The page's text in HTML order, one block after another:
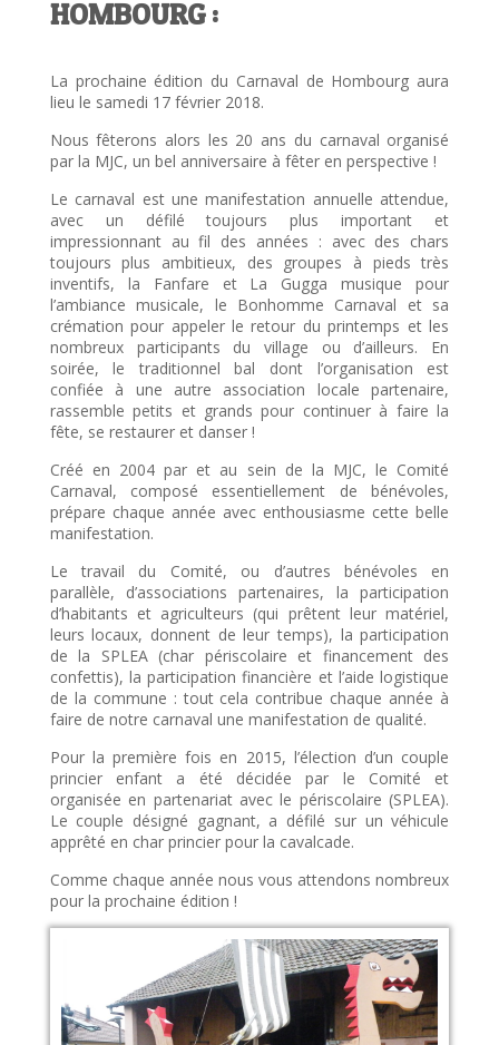
HOMBOURG :
La prochaine édition du Carnaval de Hombourg aura
lieu le samedi 17 février 2018.
Nous fêterons alors les 20 ans du carnaval organisé
par la MJC, un bel anniversaire à fêter en perspective !
Le carnaval est une manifestation annuelle attendue,
avec un défilé toujours plus important et
impressionnant au fil des années : avec des chars
toujours plus ambitieux, des groupes à pieds très
inventifs, la Fanfare et La Gugga musique pour
l’ambiance musicale, le Bonhomme Carnaval et sa
crémation pour appeler le retour du printemps et les
nombreux participants du village ou d’ailleurs. En
soirée, le traditionnel bal dont l’organisation est
confiée à une autre association locale partenaire,
rassemble petits et grands pour continuer à faire la
fête, se restaurer et danser !
Créé en 2004 par et au sein de la MJC, le Comité
Carnaval, composé essentiellement de bénévoles,
prépare chaque année avec enthousiasme cette belle
manifestation.
Le travail du Comité, ou d’autres bénévoles en
parallèle, d’associations partenaires, la participation
d’habitants et agriculteurs (qui prêtent leur matériel,
leurs locaux, donnent de leur temps), la participation
de la SPLEA (char périscolaire et financement des
confettis), la participation financière et l’aide logistique
de la commune : tout cela contribue chaque année à
faire de notre carnaval une manifestation de qualité.
Pour la première fois en 2015, l’élection d’un couple
princier enfant a été décidée par le Comité et
organisée en partenariat avec le périscolaire (SPLEA).
Le couple désigné gagnant, a défilé sur un véhicule
apprêté en char princier pour la cavalcade.
Comme chaque année nous vous attendons nombreux
pour la prochaine édition !